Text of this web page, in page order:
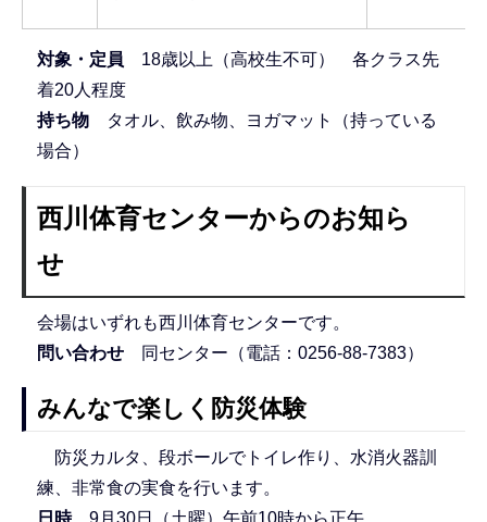
対象・定員 18歳以上（高校生不可） 各クラス先
着20人程度
持ち物タオル、飲み物、ヨガマット（持っている
場合）
西川体育センターからのお知ら
せ
会場はいずれも西川体育センターです。
問い合わせ同センター（電話：0256-88-7383）
みんなで楽しく防災体験
防災カルタ、段ボールでトイレ作り、水消火器訓
練、非常食の実食を行います。
日 時9月30日（土曜）午前10時から正午